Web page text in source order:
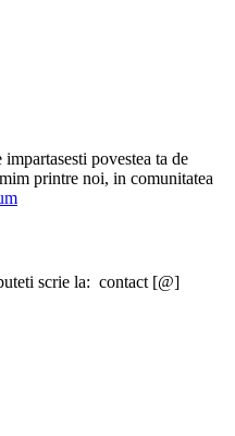
povestea ta de
printre noi, in comunitatea
scrie la: contact [@]